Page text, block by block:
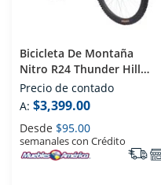
Bicicleta De Montaña
Nitro R24 Thunder Hill
Rojo
Precio de contado
A: $3,399.00
Desde $95.00
semanales con Crédito